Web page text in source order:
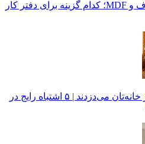
پارتیشن شیشه ای یا کناف و MDF؛ کدام گزینه برای دفتر کار
رنگ‌هایی که آرامش را از خانه‌تان می‌دزدند | ۵ اشتباه رایج در